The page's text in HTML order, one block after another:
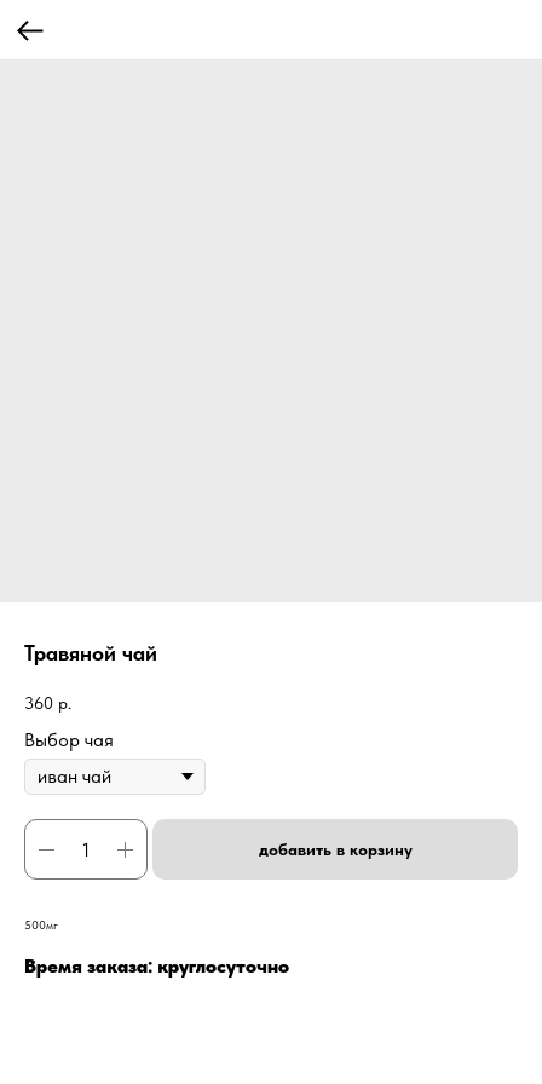
Травяной чай
360 р.
Выбор чая
добавить в корзину
500мг
Время заказа: круглосуточно